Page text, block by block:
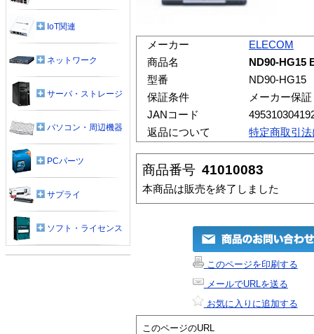
メーカー
ELECOM
商品名
ND90-HG15
型番
ND90-HG15
保証条件
メーカー保証
JANコード
返品について
特定商取引
商品番号 41010083
本商品は販売を終了しました
このページを印刷する
メールでURLを送る
お気に入りに追加する
このページのURL
IoT関連
ネットワーク
サーバ・ストレージ
パソコン・周辺機器
PCパーツ
サプライ
ソフト・ライセンス